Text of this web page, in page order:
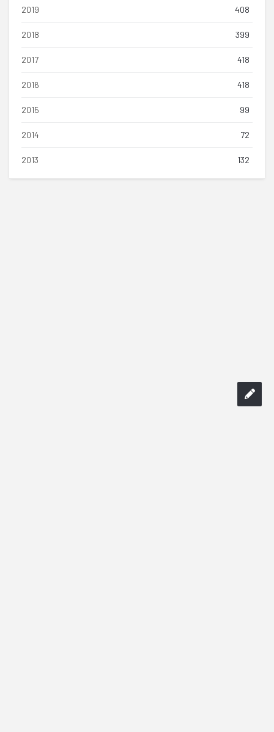
2019 408
2018 399
2017 418
2016 418
2015 99
2014 72
2013 132